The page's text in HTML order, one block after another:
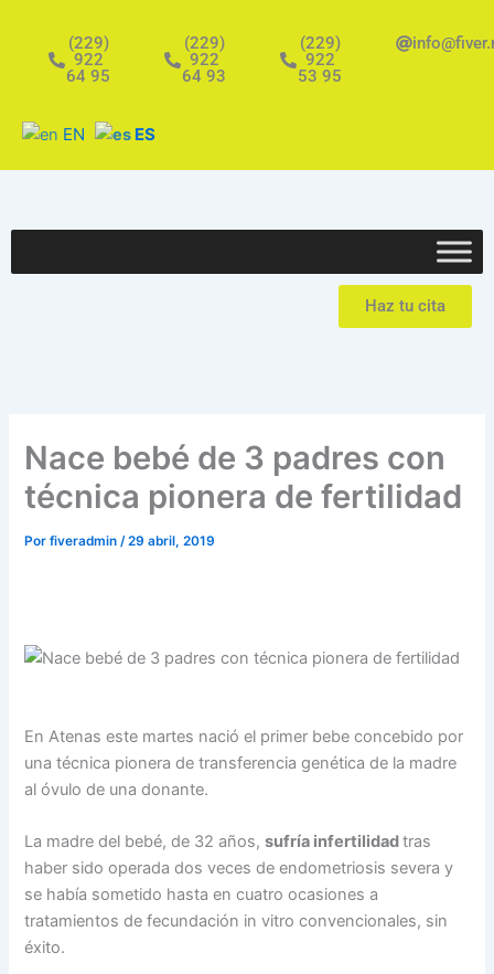
contenido
(229)
922
64 95
(229)
922
64 93
(229)
922
53 95
EN ES
Haz tu cita
Nace bebé de 3 padres con
técnica pionera de fertilidad
Porfiveradmin/29 abril, 2019
En Atenas este martes nació el primer bebe concebido por
una técnica pionera de transferencia genética de la madre
al óvulo de una donante.
La madre del bebé, de 32 años,sufría infertilidadtras
haber sido operada dos veces de endometriosis severa y
se había sometido hasta en cuatro ocasiones a
tratamientos de fecundación in vitro convencionales, sin
éxito.